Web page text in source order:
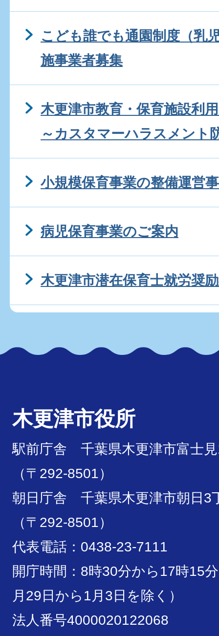
こども誰でも通園制度（乳
施事業者募集
木更津市教育・保育施設利
～カスタマーハラスメント
小規模保育事業の整備運営
病児保育事業のご案内
木更津市潜在保育士就労奨
木更津市役所
駅前庁舎 千葉県木更津市富士
（〒292-8501）
朝日庁舎 千葉県木更津市朝日3
（〒292-8501）
代表電話：0438-23-7111
開庁時間：8時30分から17時15
月29日から1月3日を除く）
法人番号4000020122068